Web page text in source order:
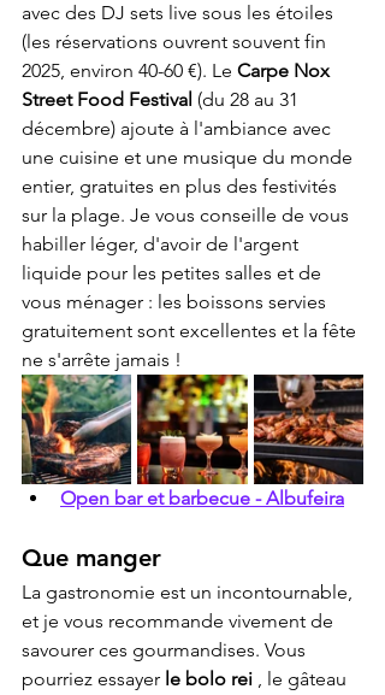
avec des DJ sets live sous les étoiles
(les réservations ouvrent souvent fin
2025, environ 40-60 €). Le Carpe Nox
Street Food Festival (du 28 au 31
décembre) ajoute à l'ambiance avec
une cuisine et une musique du monde
entier, gratuites en plus des festivités
sur la plage. Je vous conseille de vous
habiller léger, d'avoir de l'argent
liquide pour les petites salles et de
vous ménager : les boissons servies
gratuitement sont excellentes et la fête
ne s'arrête jamais !
Open bar et barbecue - Albufeira
Que manger
La gastronomie est un incontournable,
et je vous recommande vivement de
savourer ces gourmandises. Vous
pourriez essayer le bolo rei , le gâteau